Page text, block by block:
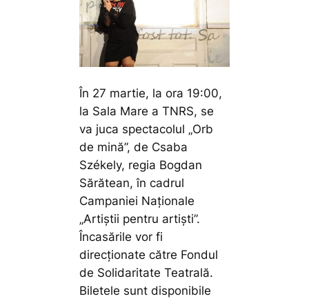
În 27 martie, la ora 19:00,
la Sala Mare a TNRS, se
va juca spectacolul „Orb
de mină”, de Csaba
Székely, regia Bogdan
Sărătean, în cadrul
Campaniei Naționale
„Artiștii pentru artiști”.
Încasările vor fi
direcționate către Fondul
de Solidaritate Teatrală.
Biletele sunt disponibile